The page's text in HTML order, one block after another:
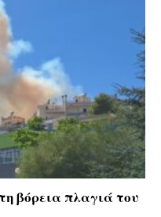
βόρεια πλαγιά του